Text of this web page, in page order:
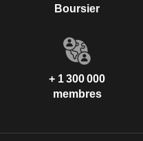
Boursier
+ 1 300 000
membres